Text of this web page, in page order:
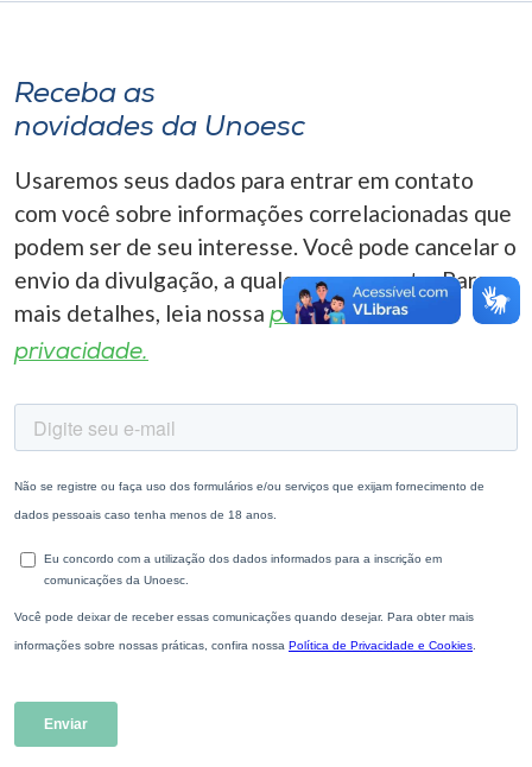
A-
Receba as
novidades da Unoesc
Usaremos seus dados para entrar em contato
com você sobre informações correlacionadas que
podem ser de seu interesse. Você pode cancelar o
envio da divulgação, a qualquer momento. Para
mais detalhes, leia nossa política de
privacidade.